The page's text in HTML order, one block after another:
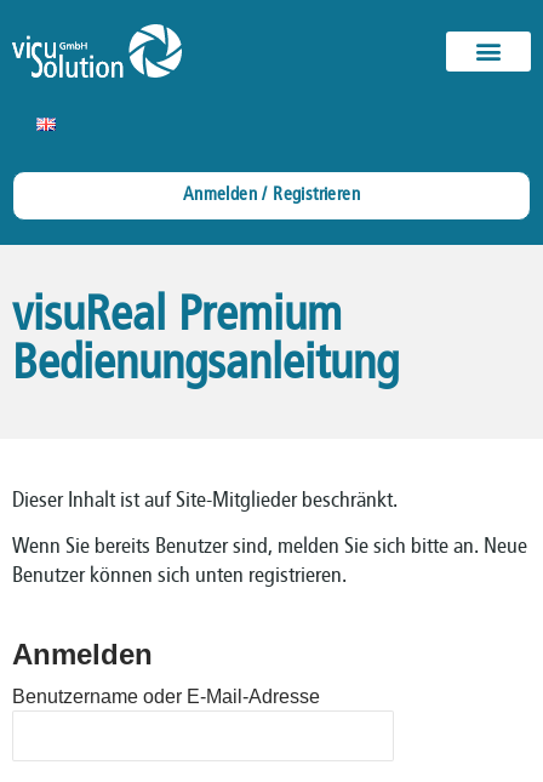
Anmelden / Registrieren
visuReal Premium
Bedienungsanleitung
Dieser Inhalt ist auf Site-Mitglieder beschränkt.
Wenn Sie bereits Benutzer sind, melden Sie sich bitte an. Neue
Benutzer können sich unten registrieren.
Anmelden
Benutzername oder E-Mail-Adresse